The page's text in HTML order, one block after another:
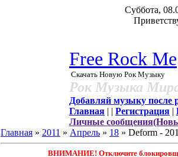
Суббота,
Free Rock Me
Скачать Новую Рок Музыку
Рок Музыка
Добавляй музыку после
Главная | | Регистрация |
Личные
Главная » 2011 » Апрель » 18 » Deform -
ВНИМАНИЕ! Отключите